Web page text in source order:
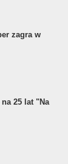
zagra w
25 lat "Na